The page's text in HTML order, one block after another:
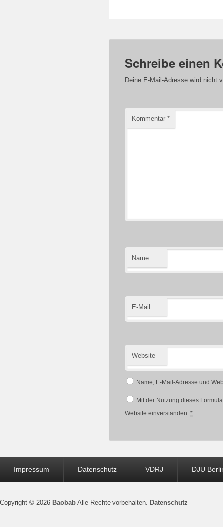
Schreibe einen
Deine E-Mail-Adresse wird nicht
Kommentar *
Name
E-Mail
Website
Name, E-Mail-Adresse und
Mit der Nutzung dieses
Website einverstanden. *
MenüImpressum Datenschutz VDRJ DJU
Copyright © 2026 Baobab Alle Rechte vorbehalten. Datenschutz